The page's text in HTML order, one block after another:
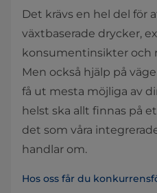
Det krävs en hel del för
växtbaserade drycker,
konsumentinsikter och
Men också hjälp på
få ut mesta möjliga av
helst ska allt finnas på
det som våra
handlar om.
Hos oss får du